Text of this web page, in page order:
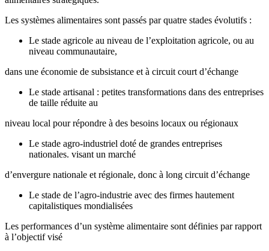
Les systèmes alimentaires sont passés par quatre stades évolutifs :
Le stade agricole au niveau de l’exploitation agricole, ou au
niveau communautaire,
dans une économie de subsistance et à circuit court d’échange
Le stade artisanal : petites transformations dans des entreprises
de taille réduite au
niveau local pour répondre à des besoins locaux ou régionaux
Le stade agro-industriel doté de grandes entreprises
nationales. visant un marché
d’envergure nationale et régionale, donc à long circuit d’échange
Le stade de l’agro-industrie avec des firmes hautement
capitalistiques mondialisées
Les performances d’un système alimentaire sont définies par rapport
à l’objectif visé